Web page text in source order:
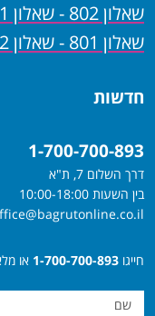
שאלון 802 - שאלון 381
שאלון 801 - שאלון 182
חדשות
1-700-700-893
דרך השלום 7, ת"א
בין השעות 10:00-18:00
חייגו 1-700-700-893 או